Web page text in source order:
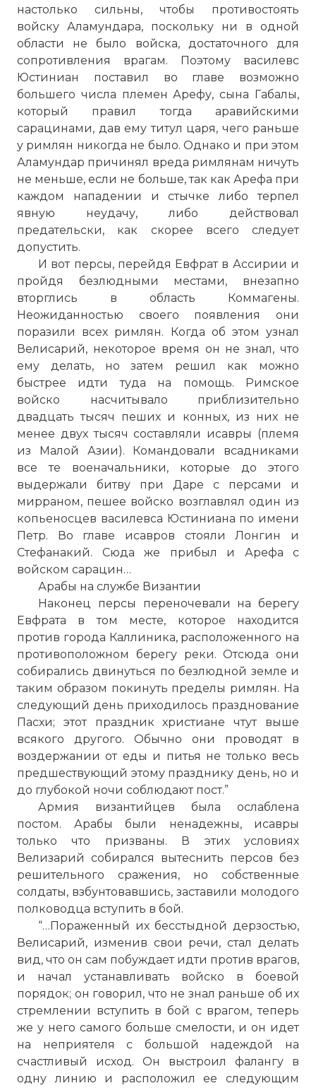
настолько сильны, чтобы противостоять
войску Аламундара, поскольку ни в одной
области не было войска, достаточного для
сопротивления врагам. Поэтому василевс
Юстиниан поставил во главе возможно
большего числа племен Арефу, сына Габалы,
который правил тогда аравийскими
сарацинами, дав ему титул царя, чего раньше
у римлян никогда не было. Однако и при этом
Аламундар причинял вреда римлянам ничуть
не меньше, если не больше, так как Арефа при
каждом нападении и стычке либо терпел
явную неудачу, либо действовал
предательски, как скорее всего следует
допустить.
И вот персы, перейдя Евфрат в Ассирии и
пройдя безлюдными местами, внезапно
вторглись в область Коммагены.
Неожиданностью своего появления они
поразили всех римлян. Когда об этом узнал
Велисарий, некоторое время он не знал, что
ему делать, но затем решил как можно
быстрее идти туда на помощь. Римское
войско насчитывало приблизительно
двадцать тысяч пеших и конных, из них не
менее двух тысяч составляли исавры (племя
из Малой Азии). Командовали всадниками
все те военачальники, которые до этого
выдержали битву при Даре с персами и
мирраном, пешее войско возглавлял один из
копьеносцев василевса Юстиниана по имени
Петр. Во главе исавров стояли Лонгин и
Стефанакий. Сюда же прибыл и Арефа с
войском сарацин…
Арабы на службе Византии
Наконец персы переночевали на берегу
Евфрата в том месте, которое находится
против города Каллиника, расположенного на
противоположном берегу реки. Отсюда они
собирались двинуться по безлюдной земле и
таким образом покинуть пределы римлян. На
следующий день приходилось празднование
Пасхи; этот праздник христиане чтут выше
всякого другого. Обычно они проводят в
воздержании от еды и питья не только весь
предшествующий этому празднику день, но и
до глубокой ночи соблюдают пост.”
Армия византийцев была ослаблена
постом. Арабы были ненадежны, исавры
только что призваны. В этих условиях
Велизарий собирался вытеснить персов без
решительного сражения, но собственные
солдаты, взбунтовавшись, заставили молодого
полководца вступить в бой.
“…Пораженный их бесстыдной дерзостью,
Велисарий, изменив свои речи, стал делать
вид, что он сам побуждает идти против врагов,
и начал устанавливать войско в боевой
порядок; он говорил, что не знал раньше об их
стремлении вступить в бой с врагом, теперь
же у него самого больше смелости, и он идет
на неприятеля с большой надеждой на
счастливый исход. Он выстроил фалангу в
одну линию и расположил ее следующим